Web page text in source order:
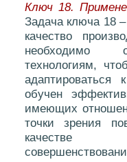
Ключ 18.
Задача ключа 18
качество
необходимо
технологиям,
обучен
имеющих
точки зрения
качестве